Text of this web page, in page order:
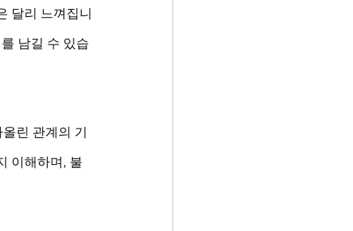
달리 느껴집니
남길 수 있습
린 관계의 기
이해하며, 불